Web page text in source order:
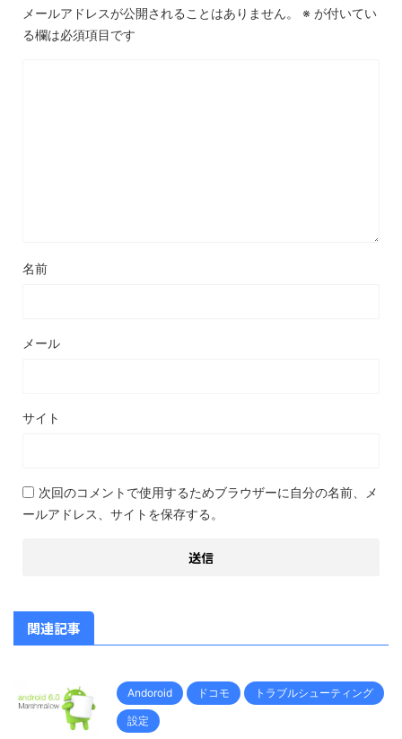
メールアドレスが公開されることはありません。 ※ が付いてい
る欄は必須項目です
名前
メール
サイト
次回のコメントで使用するためブラウザーに自分の名前、メ
ールアドレス、サイトを保存する。
関連記事
Andoroid ドコモ トラブルシューティング
設定